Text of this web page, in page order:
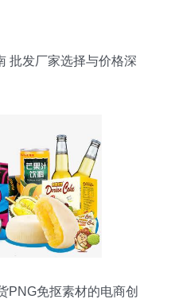
批发厂家选择与价格深
免抠素材的电商创